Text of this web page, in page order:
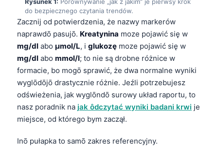
do bezpiecznego czytania trendów.
Zacznij od potwierdzenia, że nazwy markerów
naprawdō pasujō. Kreatynina moze pojawić się w
mg/dl abo µmol/L, i glukozę moze pojawić się w
mg/dl abo mmol/l; to nie są drobne różnice w
formacie, bo mogō sprawić, że dwa normalne wyniki
wyglōdōjō drastycznie różnie. Jeźli potrzebujesz
odświeżenia, jak wyglōndō surowy układ raportu, to
nasz poradnik na jak ôdczytać wyniki badani krwi je
miejsce, od którego bym zaczął.
Inō pułapka to samō zakres referencyjny.